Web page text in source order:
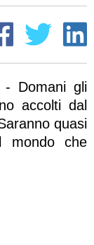
- Domani gli
accolti dal
quasi
mondo che